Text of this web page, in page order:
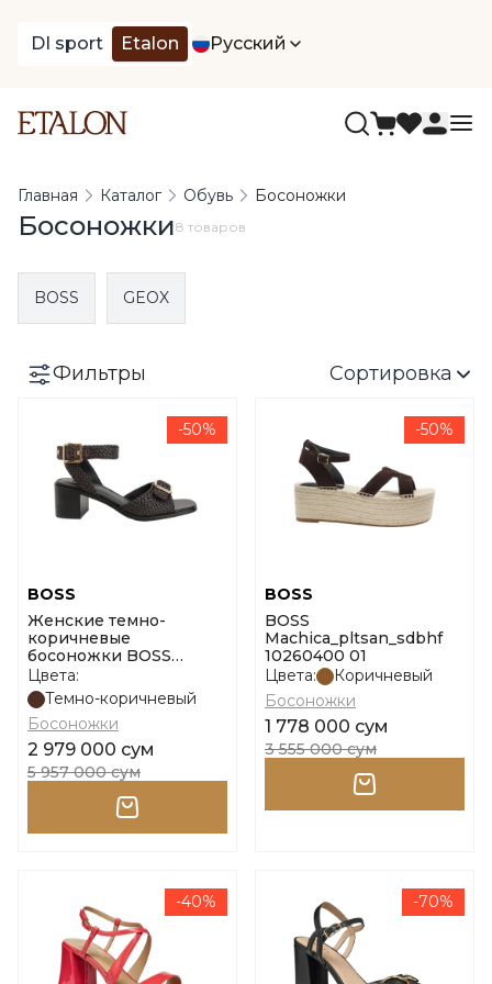
DI sport Etalon Русский
Главная Каталог Обувь Босоножки
Босоножки8 товаров
BOSS GEOX
Фильтры Сортировка
-50%
BOSS
Женские темно-
коричневые
босоножки BOSS
Charlize San50 размер
36
Цвета:
Темно-коричневый
Босоножки
2 979 000 сум
5 957 000 сум
-50%
BOSS
BOSS
Machica_pltsan_sdbhf
10260400 01
Цвета:
Коричневый
Босоножки
1 778 000 сум
3 555 000 сум
-40% -70%